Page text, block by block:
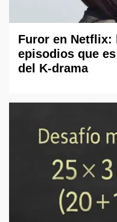
Furor en Netflix:
episodios que
del K-drama